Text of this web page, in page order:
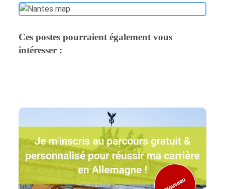
Ces postes pourraient également vous
intéresser :